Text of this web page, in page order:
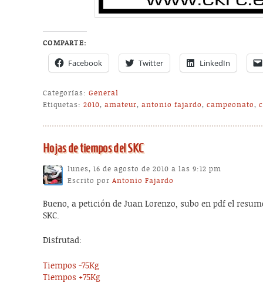
COMPARTE:
Facebook Twitter LinkedIn
Categorías: General
Etiquetas: 2010,amateur,antonio fajardo,campeonato,
Hojas de tiempos del SKC
lunes, 16 de agosto de 2010 a las 9:12 pm
Escrito porAntonio Fajardo
Bueno, a petición de Juan Lorenzo, subo en pdf el
SKC.
Disfrutad:
Tiempos -75Kg
Tiempos +75Kg